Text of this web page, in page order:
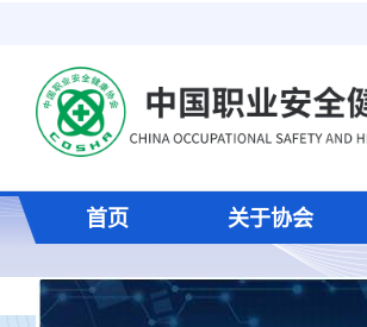
首页 关于协会